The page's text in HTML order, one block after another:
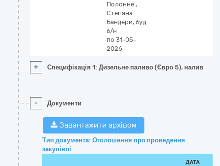
Полонне ,
Степана
Бандери, буд.
б/н
по 31-05-
2026
+ Специфікація 1: Дизельне паливо (Євро 5), налив
- Документи
Завантажити архівом
Тип документа: Оголошення про проведення
закупівлі
ДАТА